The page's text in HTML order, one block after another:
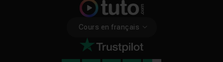
Cours en français